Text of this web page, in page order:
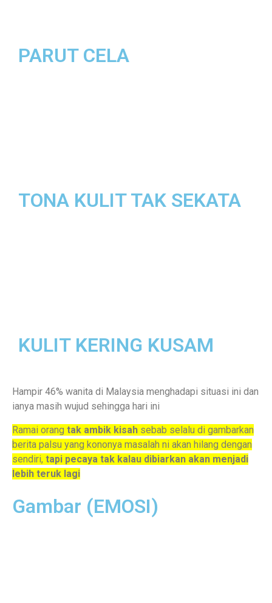
PARUT CELA
TONA KULIT TAK SEKATA
KULIT KERING KUSAM
Hampir 46% wanita di Malaysia menghadapi situasi ini dan
ianya masih wujud sehingga hari ini
Ramai orang tak ambik kisah sebab selalu di gambarkan
berita palsu yang kononya masalah ni akan hilang dengan
sendiri, tapi pecaya tak kalau dibiarkan akan menjadi
lebih teruk lagi
Gambar (EMOSI)